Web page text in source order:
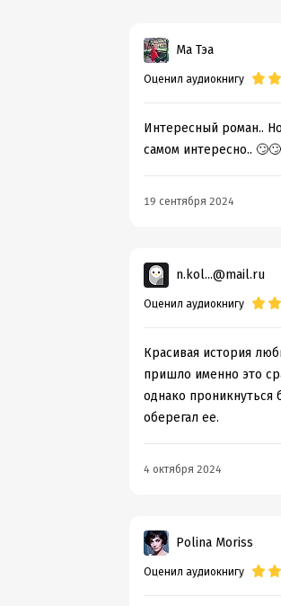
Ма Тэа
Оценил аудиокнигу
Интересный роман..
самом интересно..
19 сентября 2024
n.kol...@mail.ru
Оценил аудиокнигу
Красивая история
пришло именно это
однако проникнуться
оберегал ее.
4 октября 2024
Polina Moriss
Оценил аудиокнигу